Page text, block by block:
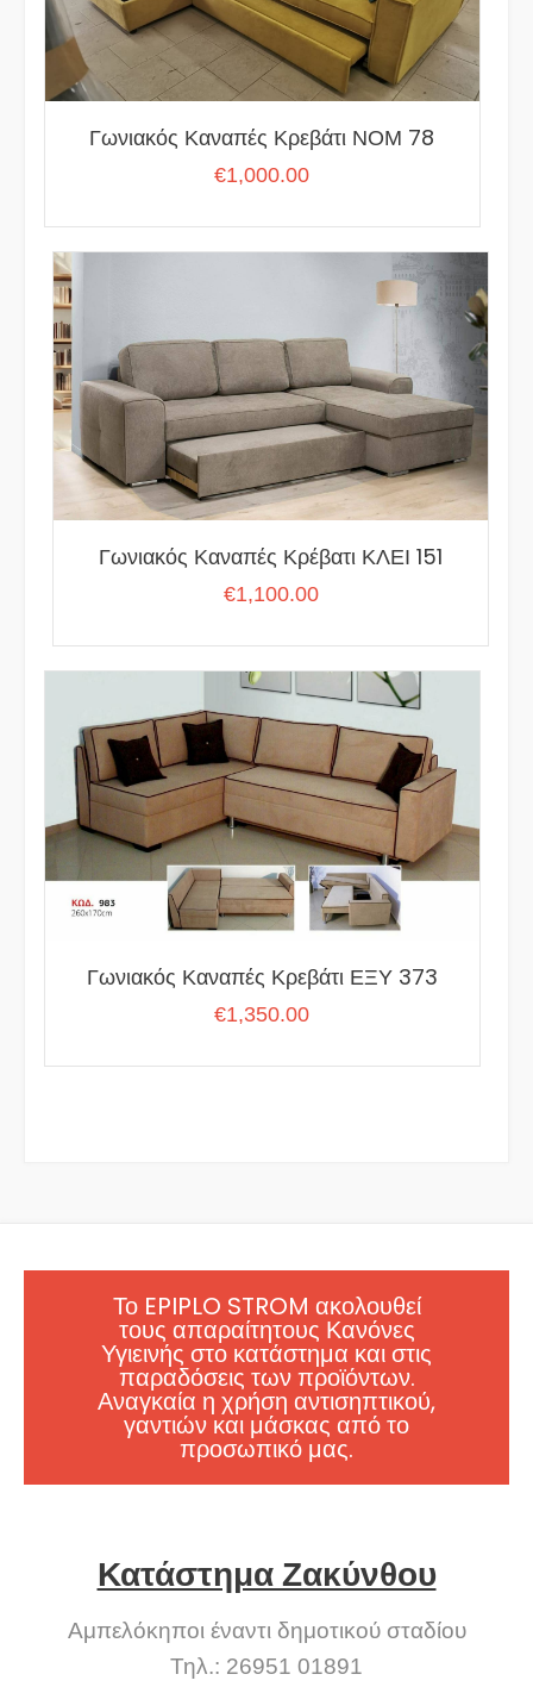
Γωνιακός Καναπές Κρεβάτι ΝΟΜ 78
€1,000.00
Γωνιακός Καναπές Κρέβατι ΚΛΕΙ 151
€1,100.00
Γωνιακός Καναπές Κρεβάτι ΕΞΥ 373
€1,350.00
Το EPIPLO STROM ακολουθεί
τους απαραίτητους Κανόνες
Υγιεινής στο κατάστημα και στις
παραδόσεις των προϊόντων.
Αναγκαία η χρήση αντισηπτικού,
γαντιών και μάσκας από το
προσωπικό μας.
Κατάστημα Ζακύνθου
Αμπελόκηποι έναντι δημοτικού σταδίου
Τηλ.: 26951 01891